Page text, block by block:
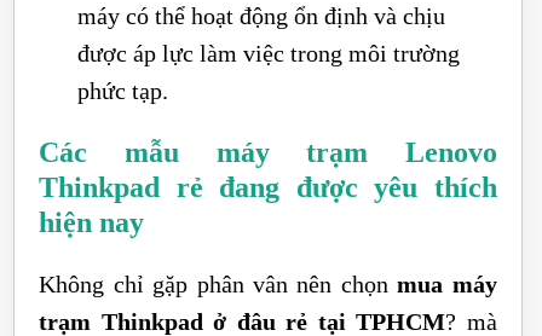
máy có thể hoạt động ổn định và chịu
được áp lực làm việc trong môi trường
phức tạp.
Các mẫu máy trạm Lenovo
Thinkpad rẻ đang được yêu thích
hiện nay
Không chỉ gặp phân vân nên chọn mua máy
trạm Thinkpad ở đâu rẻ tại TPHCM? mà